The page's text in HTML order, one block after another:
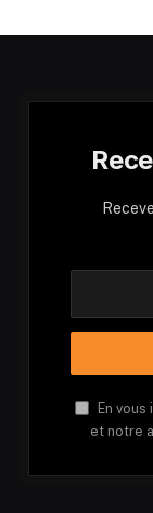
En
et notre